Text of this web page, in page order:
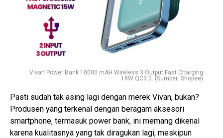
Vivan Power Bank 10000 mAH Wireless 3 Output Fast Charging
18W QC3.0. (Sumber: Shopee)
Pasti sudah tak asing lagi dengan merek Vivan, bukan?
Produsen yang terkenal dengan beragam aksesori
smartphone, termasuk power bank, ini memang dikenal
karena kualitasnya yang tak diragukan lagi, meskipun